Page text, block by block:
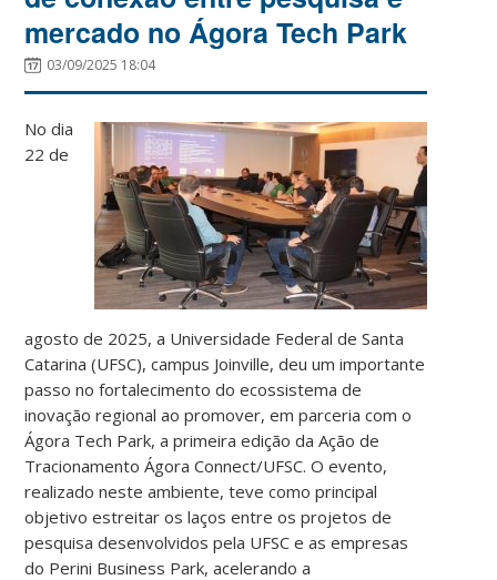
mercado no Ágora Tech Park
03/09/2025 18:04
No dia
22 de
agosto de 2025, a Universidade Federal de Santa
Catarina (UFSC), campus Joinville, deu um importante
passo no fortalecimento do ecossistema de
inovação regional ao promover, em parceria com o
Ágora Tech Park, a primeira edição da Ação de
Tracionamento Ágora Connect/UFSC. O evento,
realizado neste ambiente, teve como principal
objetivo estreitar os laços entre os projetos de
pesquisa desenvolvidos pela UFSC e as empresas
do Perini Business Park, acelerando a